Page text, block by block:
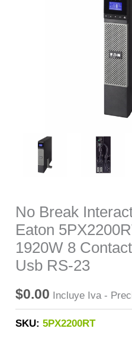
No Break
Eaton
1920W 8
Usb RS-23
$0.00 Incluye Iva -
SKU:5PX2200RT